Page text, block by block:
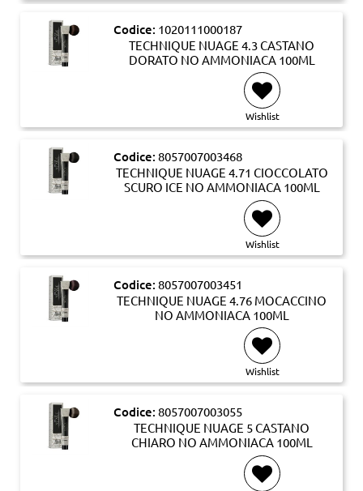
Codice: 1020111000187
TECHNIQUE NUAGE 4.3 CASTANO
DORATO NO AMMONIACA 100ML
Wishlist
Codice: 8057007003468
TECHNIQUE NUAGE 4.71 CIOCCOLATO
SCURO ICE NO AMMONIACA 100ML
Wishlist
Codice: 8057007003451
TECHNIQUE NUAGE 4.76 MOCACCINO
NO AMMONIACA 100ML
Wishlist
Codice: 8057007003055
TECHNIQUE NUAGE 5 CASTANO
CHIARO NO AMMONIACA 100ML